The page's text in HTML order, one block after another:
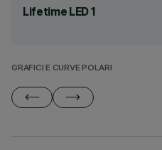
Lifetime LED 1
GRAFICI E CURVE POLARI